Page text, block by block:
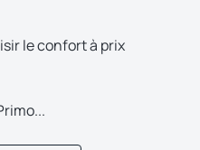
le confort à prix